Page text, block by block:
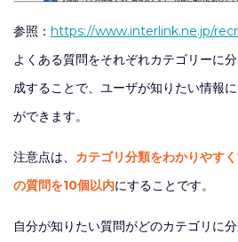
参照： https://www.interlink.ne.jp/
よくある質問をそれぞれカテゴリーに
成することで、ユーザが知りたい情報
ができます。
注意点は、 カテゴリ分類をわかりやす
の質問を10個以内にすることです。
自分が知りたい質問がどのカテゴリに